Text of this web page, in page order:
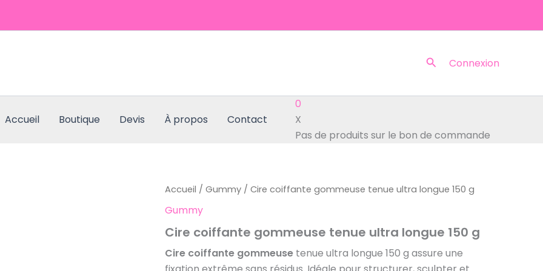
Rechercher
Connexion
Accueil Boutique Devis À propos Contact
0
X
Pas de produits sur le bon de commande
Accueil / Gummy / Cire coiffante gommeuse tenue ultra longue 150 g
Gummy
Cire coiffante gommeuse tenue ultra longue 150 g
Cire coiffante gommeuse tenue ultra longue 150 g assure une
quantité
Cire
gommeuse
tenue
ultra